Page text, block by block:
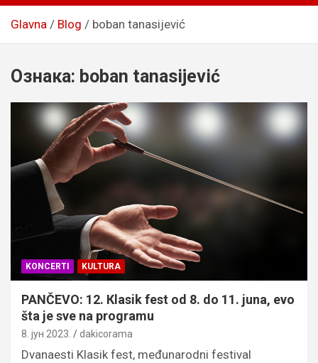
Glavna Blog boban tanasijević
Ознака: boban tanasijević
KONCERTI KULTURA
PANČEVO: 12. Кlasik fest od 8. do 11. juna, evo
šta je sve na programu
8. јун 2023. dakicorama
Dvanaesti Klasik fest, međunarodni festival